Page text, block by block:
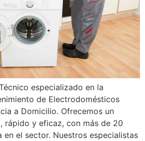
especializado en la
de Electrodomésticos
a Domicilio. Ofrecemos un
rápido y eficaz, con más de 20
en el sector. Nuestros especialistas